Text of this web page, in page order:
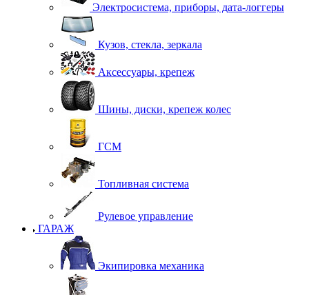
Электросистема, приборы, дата-логгеры
Кузов, стекла, зеркала
Аксессуары, крепеж
Шины, диски, крепеж колес
ГСМ
Топливная система
Рулевое управление
ГАРАЖ
Экипировка механика